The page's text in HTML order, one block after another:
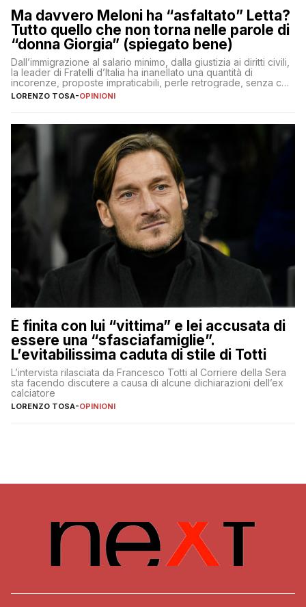
Ma davvero Meloni ha “asfaltato” Letta?
Tutto quello che non torna nelle parole di
“donna Giorgia” (spiegato bene)
Dall’immigrazione al salario minimo, dalla giustizia ai diritti civili,
la leader di Fratelli d’Italia ha inanellato una quantità di
incorenze, proposte impraticabili, perle retrograde, senza che
nessuno – a destra come a sinistra – glielo abbia fatto notare
LORENZO TOSA-OPINIONI
È finita con lui “vittima” e lei accusata di
essere una “sfasciafamiglie”.
L’evitabilissima caduta di stile di Totti
L’intervista rilasciata da Francesco Totti al Corriere della Sera
sta facendo discutere a causa di alcune dichiarazioni dell’ex
calciatore
LORENZO TOSA-OPINIONI